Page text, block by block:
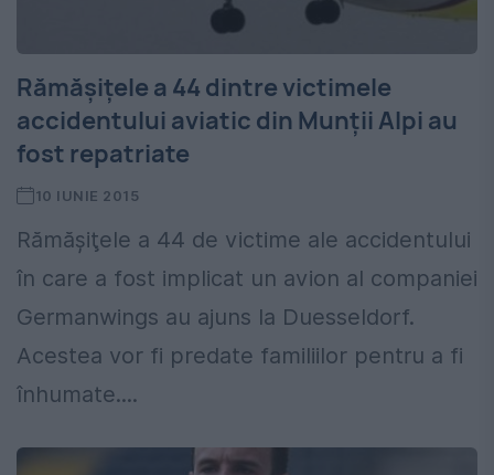
Rămăşiţele a 44 dintre victimele
accidentului aviatic din Munţii Alpi au
fost repatriate
10 IUNIE 2015
Rămăşiţele a 44 de victime ale accidentului
în care a fost implicat un avion al companiei
Germanwings au ajuns la Duesseldorf.
Acestea vor fi predate familiilor pentru a fi
înhumate....